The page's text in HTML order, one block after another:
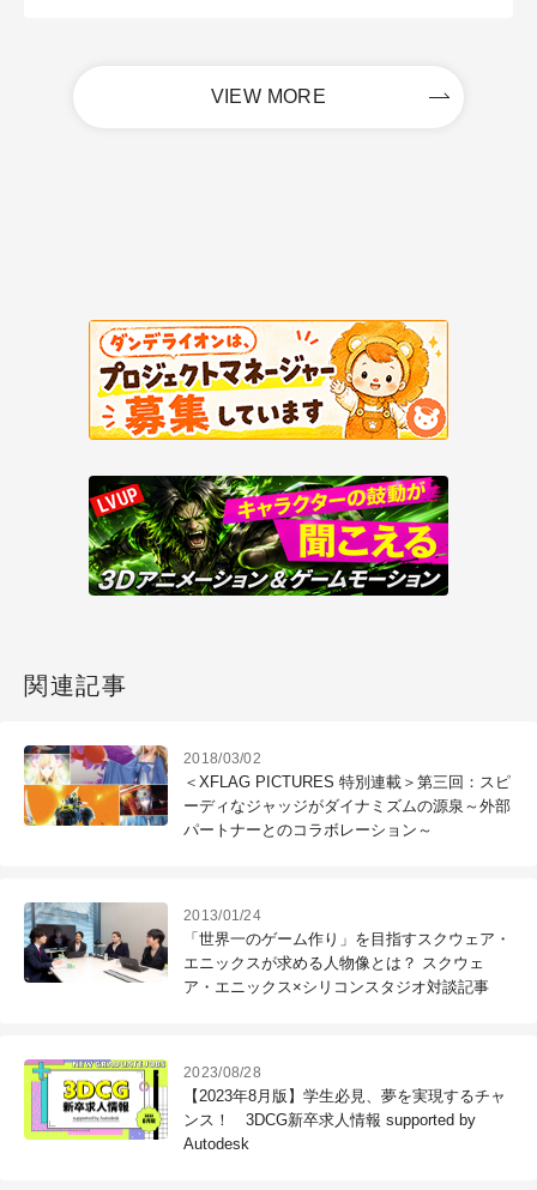
VIEW MORE
関連記事
2018/03/02
＜XFLAG PICTURES 特別連載＞第三回：スピ
ーディなジャッジがダイナミズムの源泉～外部
パートナーとのコラボレーション～
2013/01/24
「世界一のゲーム作り」を目指すスクウェア・
エニックスが求める人物像とは？ スクウェ
ア・エニックス×シリコンスタジオ対談記事
2023/08/28
【2023年8月版】学生必見、夢を実現するチャ
ンス！ 3DCG新卒求人情報 supported by
Autodesk